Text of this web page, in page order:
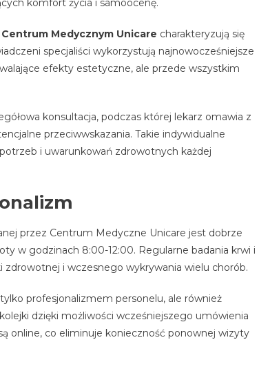
komfort życia i samoocenę.
Medycznym Unicare charakteryzują się
specjaliści wykorzystują najnowocześniejsze
efekty estetyczne, ale przede wszystkim
konsultacja, podczas której lekarz omawia z
przeciwwskazania. Takie indywidualne
i uwarunkowań zdrowotnych każdej
przez Centrum Medyczne Unicare jest dobrze
w godzinach 8:00-12:00. Regularne badania krwi i
i wczesnego wykrywania wielu chorób.
profesjonalizmem personelu, ale również
dzięki możliwości wcześniejszego umówienia
online, co eliminuje konieczność ponownej wizyty